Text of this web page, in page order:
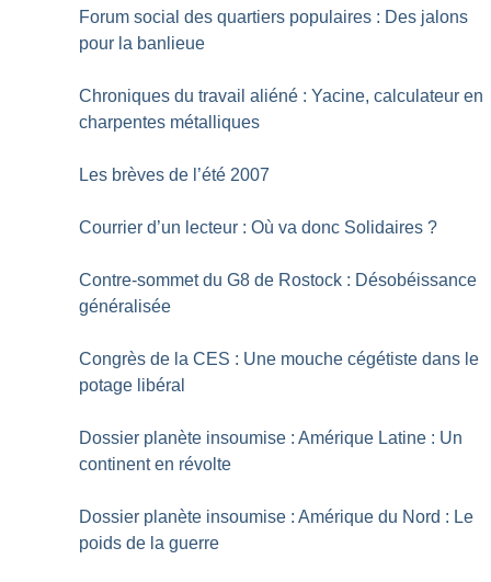
Forum social des quartiers populaires : Des jalons
pour la banlieue
Chroniques du travail aliéné : Yacine, calculateur en
charpentes métalliques
Les brèves de l’été 2007
Courrier d’un lecteur : Où va donc Solidaires ?
Contre-sommet du G8 de Rostock : Désobéissance
généralisée
Congrès de la CES : Une mouche cégétiste dans le
potage libéral
Dossier planète insoumise : Amérique Latine : Un
continent en révolte
Dossier planète insoumise : Amérique du Nord : Le
poids de la guerre